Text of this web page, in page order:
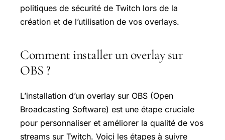
politiques de sécurité de Twitch lors de la
création et de l’utilisation de vos overlays.
Comment installer un overlay sur
OBS ?
L’installation d’un overlay sur OBS (Open
Broadcasting Software) est une étape cruciale
pour personnaliser et améliorer la qualité de vos
streams sur Twitch. Voici les étapes à suivre